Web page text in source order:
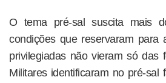
O tema pré-sal suscita mais
condições que reservaram para
privilegiadas não vieram só das
Militares identificaram no pré-sal